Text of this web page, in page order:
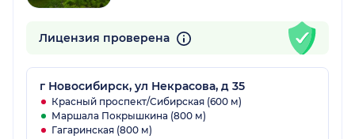
Лицензия проверена
г Новосибирск, ул Некрасова, д 35
Красный проспект/Сибирская (600 м)
Маршала Покрышкина (800 м)
Гагаринская (800 м)